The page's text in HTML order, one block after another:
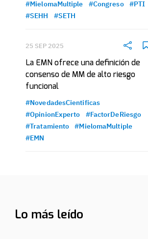
#MielomaMultiple
#Congreso
#PTI
#SEHH
#SETH
25 SEP 2025
La EMN ofrece una definición de
consenso de MM de alto riesgo
funcional
#NovedadesCientificas
#OpinionExperto
#FactorDeRiesgo
#Tratamiento
#MielomaMultiple
#EMN
Lo más leído